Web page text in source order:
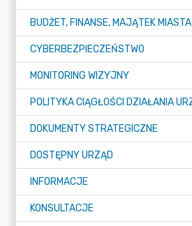
BUDŻET, FINANSE, MAJĄTEK MIASTA
CYBERBEZPIECZEŃSTWO
MONITORING WIZYJNY
DOKUMENTY STRATEGICZNE
DOSTĘPNY URZĄD
INFORMACJE
KONSULTACJE